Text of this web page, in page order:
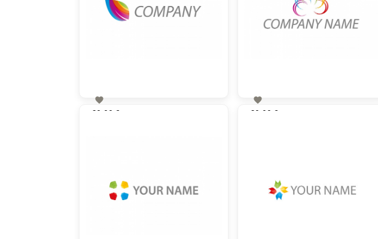

60,00 €

60,00 €